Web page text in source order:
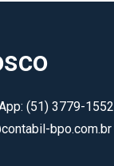
(51) 3779-1552
bpo.com.br